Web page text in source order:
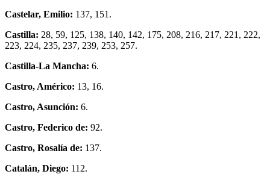
Castelar, Emilio: 137, 151.
Castilla: 28, 59, 125, 138, 140, 142, 175, 208, 216, 217, 221, 222,
223, 224, 235, 237, 239, 253, 257.
Castilla-La Mancha: 6.
Castro, Américo: 13, 16.
Castro, Asunción: 6.
Castro, Federico de: 92.
Castro, Rosalía de: 137.
Catalán, Diego: 112.